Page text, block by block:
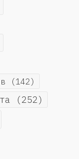
(142)
(252)